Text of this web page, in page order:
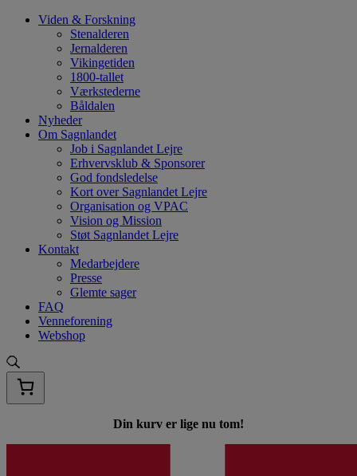
Hop
Viden & Forskning
Stenalderen
Jernalderen
Vikingetiden
1800-tallet
Værkstederne
Båldalen
Nyheder
Om Sagnlandet
Job i Sagnlandet Lejre
Erhvervsklub & Sponsorer
God fondsledelse
Kort over Sagnlandet Lejre
Organisation og VPAC
Vision og Mission
Støt Sagnlandet Lejre
Kontakt
Medarbejdere
Presse
Glemte sager
FAQ
Venneforening
Webshop
Din kurv er lige nu tom!